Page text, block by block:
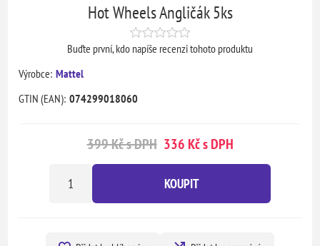
Hot Wheels Angličák 5ks
Buďte první, kdo napíše recenzi tohoto produktu
Výrobce: Mattel
GTIN (EAN): 074299018060
399 Kč s DPH 336 Kč s DPH
KOUPIT